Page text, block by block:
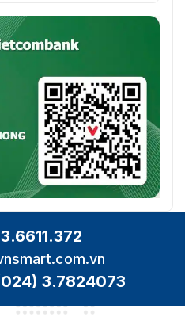
hình, từ 0,1°/s đến 210°/s, Tốc
280°/s
hình, từ 0,1°/s đến 150°/s, Tốc
250°/s3.7824073